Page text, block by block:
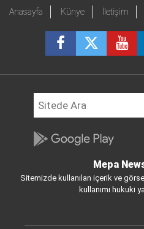
Anasayfa Künye İletişim
Mepa
Sitemizde kullanılan içerik ve
kullanımı hukuki